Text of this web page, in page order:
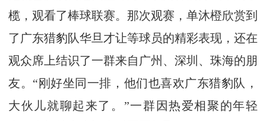
榄，观看了棒球联赛。那次观赛，单沐橙欣赏到
了广东猎豹队华旦才让等球员的精彩表现，还在
观众席上结识了一群来自广州、深圳、珠海的朋
友。“刚好坐同一排，他们也喜欢广东猎豹队，
大伙儿就聊起来了。”一群因热爱相聚的年轻